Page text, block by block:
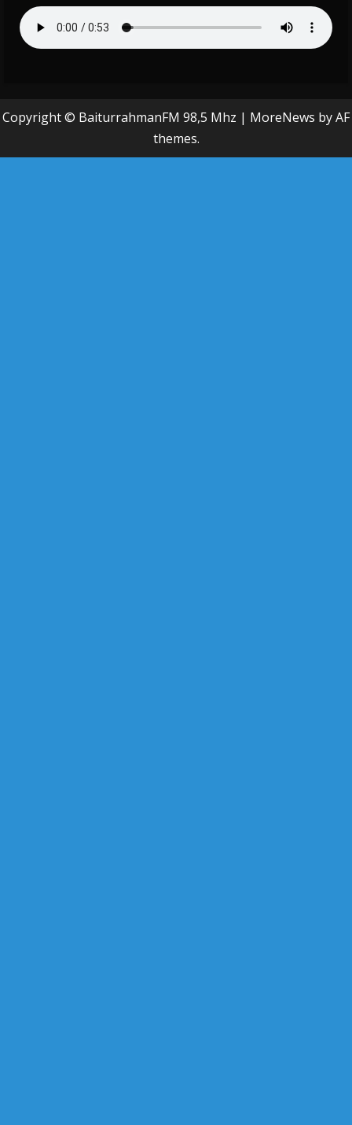
Copyright © BaiturrahmanFM 98,5 Mhz | MoreNews by AF
themes.